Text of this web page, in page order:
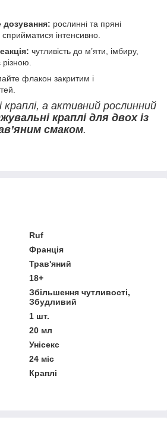
рослинні та пряні
інтенсивно.
чутливість до м’яти, імбиру,
різною.
флакон закритим і
а активний рослинний
краплі для двох із
смаком.
Ruf
Франція
Трав'яний
18+
Збільшення чутливості,
Збудливий
1 шт.
20 мл
Унісекс
24 міс
Краплі